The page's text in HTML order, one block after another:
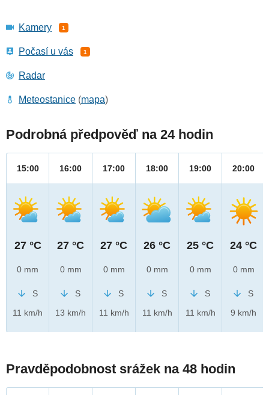
Kamery 1
Počasí u vás 1
Radar
Meteostanice (mapa)
Podrobná předpověď na 24 hodin
15:00
27 °C
0 mm
S
11 km/h
16:00
27 °C
0 mm
S
13 km/h
17:00
27 °C
0 mm
S
11 km/h
18:00
26 °C
0 mm
S
11 km/h
19:00
25 °C
0 mm
S
11 km/h
20:00
24 °C
0 mm
S
9 km/h
Pravděpodobnost srážek na 48 hodin